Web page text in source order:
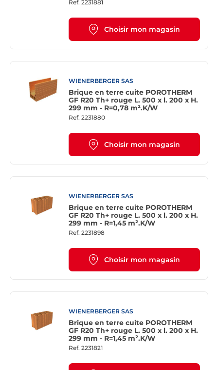
Ref. 2231881
Choisir mon magasin
WIENERBERGER SAS
Brique en terre cuite POROTHERM
GF R20 Th+ rouge L. 500 x l. 200 x H.
299 mm - R=0,78 m².K/W
Ref. 2231880
Choisir mon magasin
WIENERBERGER SAS
Brique en terre cuite POROTHERM
GF R20 Th+ rouge L. 500 x l. 200 x H.
299 mm - R=1,45 m².K/W
Ref. 2231898
Choisir mon magasin
WIENERBERGER SAS
Brique en terre cuite POROTHERM
GF R20 Th+ rouge L. 500 x l. 200 x H.
299 mm - R=1,45 m².K/W
Ref. 2231821